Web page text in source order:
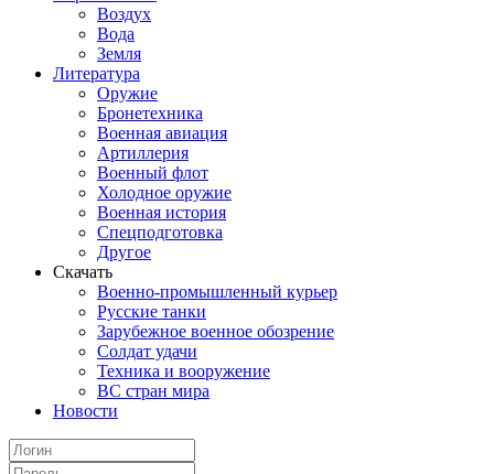
Воздух
Вода
Земля
Литература
Оружие
Бронетехника
Военная авиация
Артиллерия
Военный флот
Холодное оружие
Военная история
Спецподготовка
Другое
Скачать
Военно-промышленный курьер
Русские танки
Зарубежное военное обозрение
Солдат удачи
Техника и вооружение
ВС стран мира
Новости